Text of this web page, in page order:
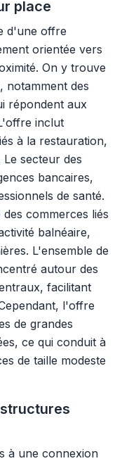
place
d'une offre
orientée vers
On y trouve
notamment des
répondent aux
inclut
à la restauration,
secteur des
bancaires,
de santé.
commerces liés
balnéaire,
L'ensemble de
autour des
facilitant
l'offre
de grandes
ce qui conduit à
de taille modeste
à une connexion